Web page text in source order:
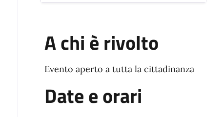
A chi è rivolto
Evento aperto a tutta la cittadinanza
Date e orari